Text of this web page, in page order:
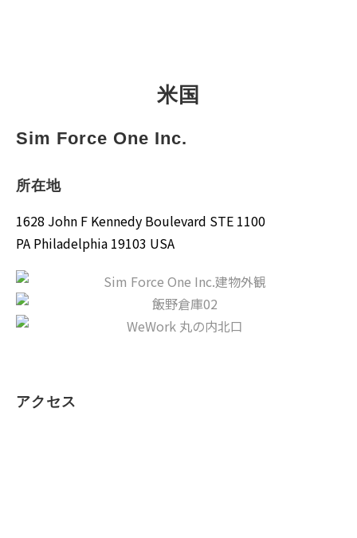
米国
Sim Force One Inc.
所在地
1628 John F Kennedy Boulevard STE 1100
PA Philadelphia 19103 USA
アクセス